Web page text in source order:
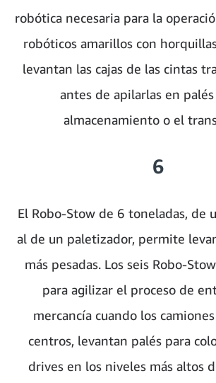
robótica necesaria para la
robóticos amarillos con
levantan las cajas de las cintas
antes de apilarlas en
almacenamiento o el
6
El Robo-Stow de 6 toneladas, de
al de un paletizador, permite
más pesadas. Los seis Robo-
para agilizar el proceso de
mercancía cuando los
centros, levantan palés para
drives en los niveles más altos